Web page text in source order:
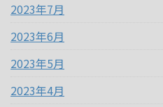
2023年7月
2023年6月
2023年5月
2023年4月